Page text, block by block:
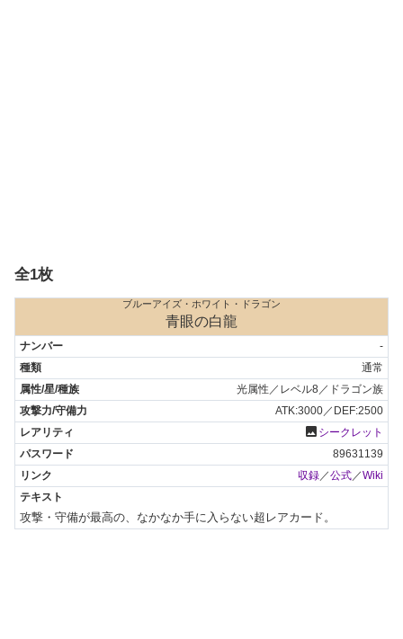
全1枚
ブルーアイズ・ホワイト・ドラゴン
青眼の白龍
-
通常
光属性／レベル8／ドラゴン族
ATK:3000／DEF:2500
photo シークレット
89631139
収録 ／公式 ／Wiki
攻撃・守備が最高の、なかなか手に入らない超レアカード。